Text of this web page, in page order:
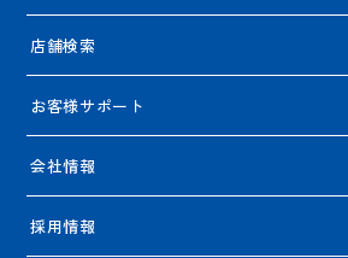
店舗検索
お客様サポート
会社情報
採用情報